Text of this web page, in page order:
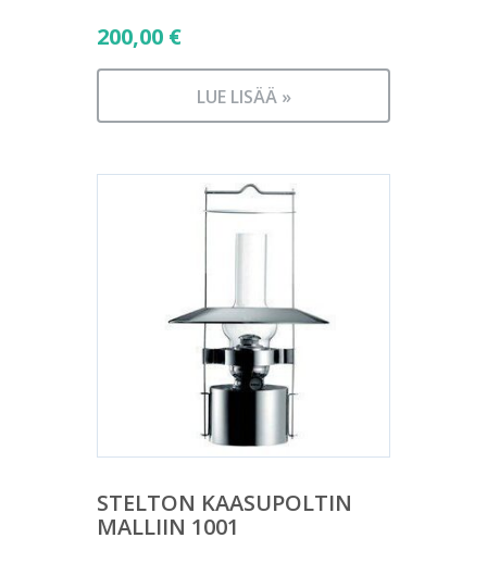
200,00 €
LUE LISÄÄ »
STELTON KAASUPOLTIN
MALLIIN 1001